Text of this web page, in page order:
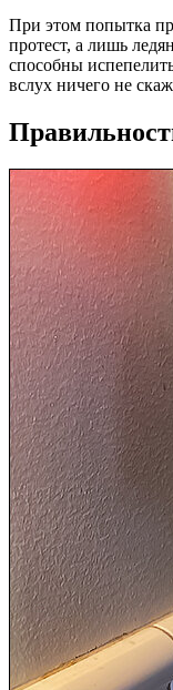
При этом попытка
протест, а лишь
способны
вслух ничего не